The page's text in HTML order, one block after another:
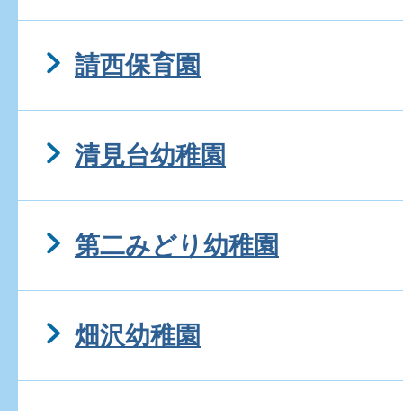
請西保育園
清見台幼稚園
第二みどり幼稚園
畑沢幼稚園